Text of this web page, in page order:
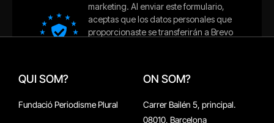
QUI SOM?
Fundació Periodisme Plural
ON SOM?
Carrer Bailén 5, principal.
08010, Barcelona